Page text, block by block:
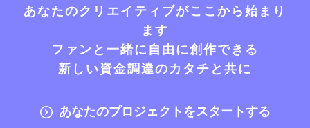
あなたのクリエイティブがここから始まり
ます
ファンと一緒に自由に創作できる
新しい資金調達のカタチと共に
あなたのプロジェクトをスタートする